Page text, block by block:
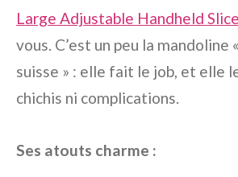
Large Adjustable Handheld
vous. C’est un peu la mandoline
suisse » : elle fait le job, et elle
chichis ni complications.
Ses atouts charme :